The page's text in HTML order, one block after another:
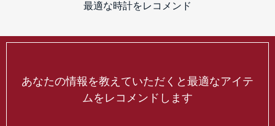
最適な時計をレコメンド
あなたの情報を教えていただくと最適なアイテ
ムをレコメンドします